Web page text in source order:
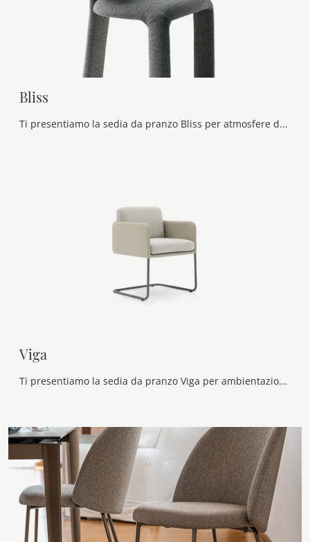
Bliss
Ti presentiamo la sedia da pranzo Bliss per atmosfere design, tra le più originali Sedie fisse di Ditre Italia.
Viga
Ti presentiamo la sedia da pranzo Viga per ambientazioni design, tra le più esclusive Sedie fisse di Ditre Italia.